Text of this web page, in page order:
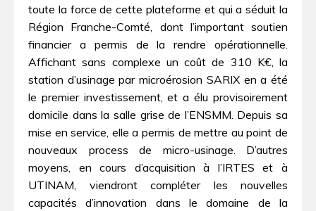
toute la force de cette plateforme et qui a séduit la
Région Franche-Comté, dont l’important soutien
financier a permis de la rendre opérationnelle.
Affichant sans complexe un coût de 310 K€, la
station d’usinage par microérosion SARIX en a été
le premier investissement, et a élu provisoirement
domicile dans la salle grise de l’ENSMM. Depuis sa
mise en service, elle a permis de mettre au point de
nouveaux process de micro-usinage. D’autres
moyens, en cours d’acquisition à l’IRTES et à
UTINAM, viendront compléter les nouvelles
capacités d’innovation dans le domaine de la